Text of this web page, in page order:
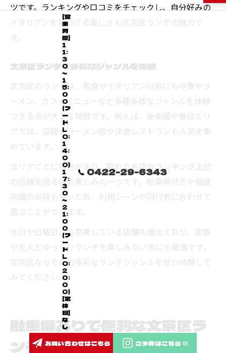
ツです。ランキングや口コミをチェックし、自分好みの
イタリアンを見つける楽しさも文京区ランチの魅力で
す。
文京区ランチで多彩なジャンルを体験
文京区のランチは、和食やイタリアン以外にも中華やラ
ーメン、カフェメニューなど多種多様なジャンルを体験
できる点が大きな特徴です。例えば、後楽園や春日エリ
アでは、話題のラーメン店や洋食レストランも人気を集
めています。
エリアごとに特色があり、隠れた名店やランキング上位
の店舗を巡るのも楽しみの一つです。駐車場付きや個室
完備のお店も多いため、利用シーンや同行者に合わせて
選ぶことができます。
休日や日曜日にも営業している店舗も増えており、家族
や友人とゆっくりランチを楽しみたい方にも最適です。
文京区ならではの多彩なランチジャンルをぜひ体験して
みてください。
駐車場ありで便利な文京区ラ
ンチ情報
0422-29-6343
[営
業
時
間]
1
1:
3
0
～
1
5:
0
0
(フ
ー
ド
L
O:
1
4:
0
0)
1
7:
3
0
～
2
1:
0
0
(フ
ー
ド
L
O:
2
0:
0
0)
[定
休
日]
な
し
お問い合わせはこちら ご予約はこちら